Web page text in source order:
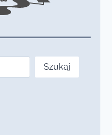
Szukaj